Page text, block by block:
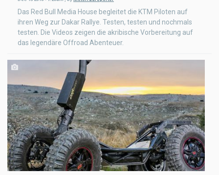
Das Red Bull Media House begleitet die KTM Piloten auf
ihren Weg zur Dakar Rallye. Testen, testen und nochmals
testen. Die Videos zeigen die akribische Vorbereitung auf
das legendäre Offroad Abenteuer.